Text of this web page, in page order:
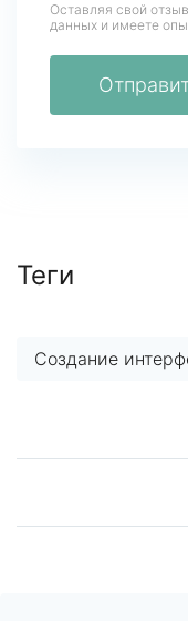
Оставляя свой
данных и имеете
Теги
Создание